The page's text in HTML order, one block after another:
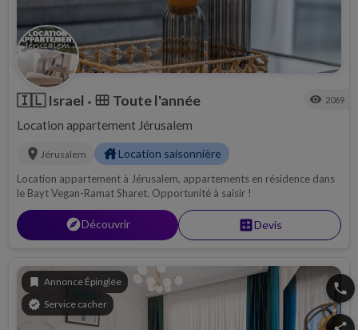
🇮🇱Israel • calendar_view_month Toute l'année visibility 2069
Location appartement Jérusalem
location_on Jérusalem houseLocation saisonnière
Location appartement à Jérusalem, appartements en résidence dans
le Bayt Vegan-Ramat Sharet. Opportunité à saisir !
exploreDécouvrir calculateDevis
bookmark Annonce Épinglée
verified Service cacher
phone